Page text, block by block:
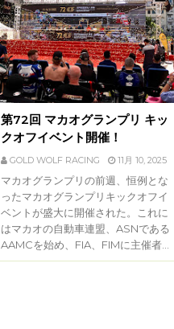
第72回 マカオグランプリ キッ
クオフイベント開催！
GOLD WOLF RACING 11月 10, 2025
マカオグランプリの前週、恒例とな
ったマカオグランプリキックオフイ
ベントが盛大に開催された。これに
はマカオの自動車連盟、ASNである
AAMCを始め、FIA、FIMに主催者…